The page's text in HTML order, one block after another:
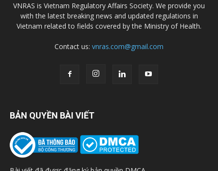
VNRAS is Vietnam Regulatory Affairs Society. We provide you
with the latest breaking news and updated regulations in
Vietnam related to fields covered by the Ministry of Health.
Contact us: vnras.com@gmail.com
BẢN QUYỀN BÀI VIẾT